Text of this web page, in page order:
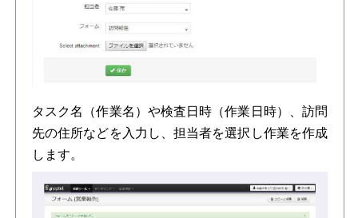
タスク名（作業名）や検査日時（作業日時）、訪問
先の住所などを入力し、担当者を選択し作業を作成
します。